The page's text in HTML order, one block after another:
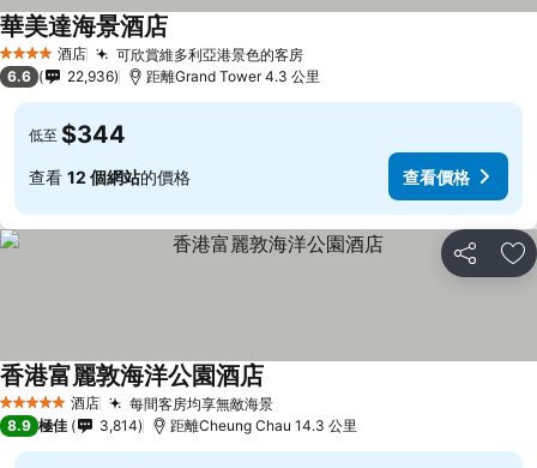
4 星級 酒店 可欣賞維多利亞港景色的客房
華美達海景酒店
6.6 22,936 距離Grand Tower 4.3 公里
低至 $344
查看 12 個網站的價格 查看價格
分享 放
5 星級 酒店 每間客房均享無敵海景
香港富麗敦海洋公園酒店
8.9 極佳 3,814 距離Cheung Chau 14.3 公里